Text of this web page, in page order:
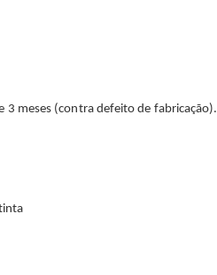
3 meses (contra defeito de fabricação).